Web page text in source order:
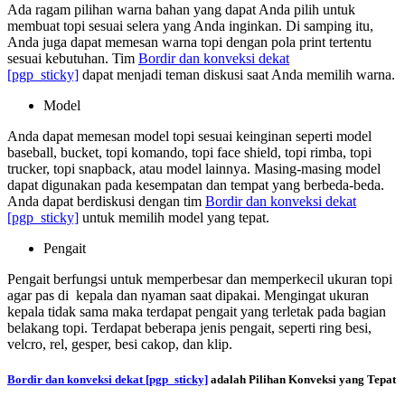
Ada ragam pilihan warna bahan yang dapat Anda pilih untuk
membuat topi sesuai selera yang Anda inginkan. Di samping itu,
Anda juga dapat memesan warna topi dengan pola print tertentu
sesuai kebutuhan. Tim Bordir dan konveksi dekat
[pgp_sticky] dapat menjadi teman diskusi saat Anda memilih warna.
Model
Anda dapat memesan model topi sesuai keinginan seperti model
baseball, bucket, topi komando, topi face shield, topi rimba, topi
trucker, topi snapback, atau model lainnya. Masing-masing model
dapat digunakan pada kesempatan dan tempat yang berbeda-beda.
Anda dapat berdiskusi dengan tim Bordir dan konveksi dekat
[pgp_sticky] untuk memilih model yang tepat.
Pengait
Pengait berfungsi untuk memperbesar dan memperkecil ukuran topi
agar pas di kepala dan nyaman saat dipakai. Mengingat ukuran
kepala tidak sama maka terdapat pengait yang terletak pada bagian
belakang topi. Terdapat beberapa jenis pengait, seperti ring besi,
velcro, rel, gesper, besi cakop, dan klip.
Bordir dan konveksi dekat [pgp_sticky] adalah Pilihan Konveksi yang Tepat